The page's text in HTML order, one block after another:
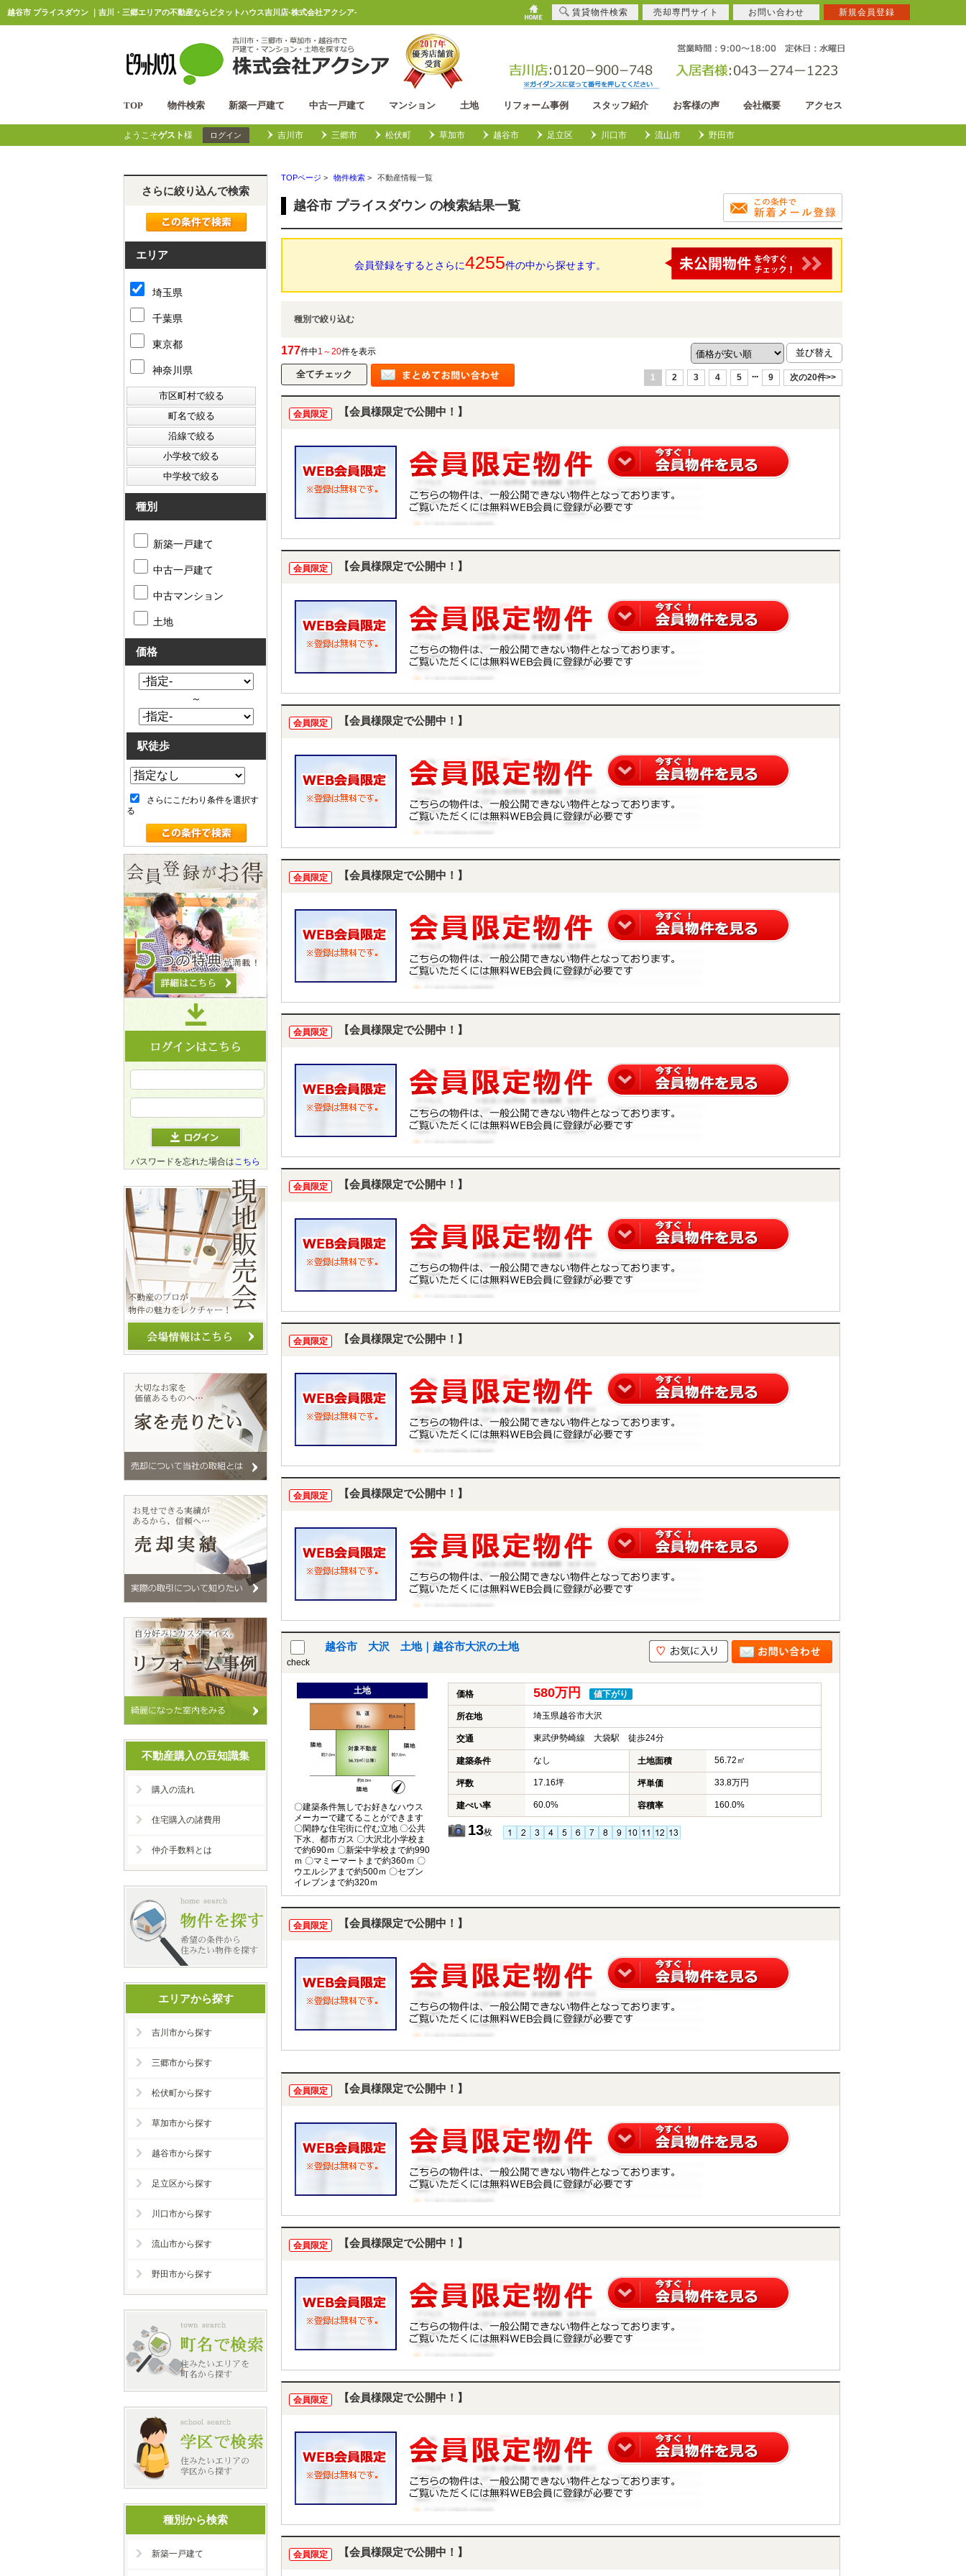
越谷市 プライスダウン ｜吉川・三郷エリアの不動産ならピタットハウス吉川店-株式会社アクシア-
TOP 物件検索 新築一戸建て 中古一戸建て マンション 土地 リフォーム事例 スタッフ紹介 お客様の声 会社概要 アクセス
ようこそゲスト様 ログイン 吉川市 三郷市 松伏町 草加市 越谷市 足立区 川口市 流山市 野田市
TOPページ > 物件検索 > 不動産情報一覧
越谷市 プライスダウン の検索結果一覧
会員登録をするとさらに4255件の中から探せます。
種別で絞り込む
177件中1～20件を表示
1 2 3 4 5 ... 9 次の20件>>
会員限定 【会員様限定で公開中！】
会員限定 【会員様限定で公開中！】
会員限定 【会員様限定で公開中！】
会員限定 【会員様限定で公開中！】
会員限定 【会員様限定で公開中！】
会員限定 【会員様限定で公開中！】
会員限定 【会員様限定で公開中！】
会員限定 【会員様限定で公開中！】
check
越谷市 大沢 土地｜越谷市大沢の土地
土地
〇建築条件無しでお好きなハウス
メーカーで建てることができます
〇閑静な住宅街に佇む立地 〇公共
下水、都市ガス 〇大沢北小学校ま
で約690ｍ 〇新栄中学校まで約990
ｍ 〇マミーマートまで約360ｍ 〇
ウエルシアまで約500ｍ 〇セブン
イレブンまで約320ｍ
価格 580万円 値下がり
所在地 埼玉県越谷市大沢
交通 東武伊勢崎線 大袋駅 徒歩24分
建築条件 なし 土地面積 56.72㎡
坪数 17.16坪 坪単価 33.8万円
建ぺい率 60.0% 容積率 160.0%
13枚
会員限定 【会員様限定で公開中！】
会員限定 【会員様限定で公開中！】
会員限定 【会員様限定で公開中！】
会員限定 【会員様限定で公開中！】
会員限定 【会員様限定で公開中！】
さらに絞り込んで検索
エリア
埼玉県
千葉県
東京都
神奈川県
種別
新築一戸建て
中古一戸建て
中古マンション
土地
価格
～
駅徒歩
さらにこだわり条件を選択す
る
パスワードを忘れた場合はこちら
不動産購入の豆知識集
購入の流れ
住宅購入の諸費用
仲介手数料とは
エリアから探す
吉川市から探す
三郷市から探す
松伏町から探す
草加市から探す
越谷市から探す
足立区から探す
川口市から探す
流山市から探す
野田市から探す
種別から検索
新築一戸建て
賃貸物件検索 売却専門サイト お問い合わせ 新規会員登録